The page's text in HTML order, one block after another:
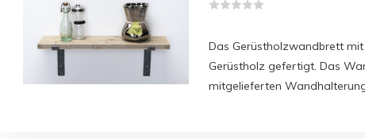
Das Gerüstholzwandbrett
Gerüstholz gefertigt. Das
mitgelieferten